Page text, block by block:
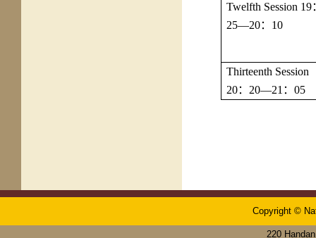
Twelfth Session 19
25—20： 10
Thirteenth Session
20： 20—21 ： 05
Copyright ©
220